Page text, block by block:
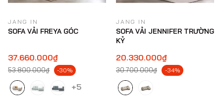
JANG IN
SOFA VẢI FREYA GÓC
37.660.000₫
53.800.000₫ -30%
+5
JANG IN
SOFA VẢI JENNIFER TRƯỜNG
KỶ
20.330.000₫
30.700.000₫ -34%